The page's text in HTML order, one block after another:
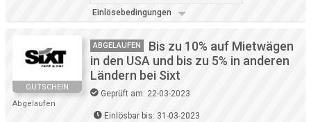
Einlösebedingungen
GUTSCHEIN
Abgelaufen
ABGELAUFEN
Bis zu 10% auf Mietwägen
in den USA und bis zu 5% in anderen
Ländern bei Sixt
Geprüft am: 22-03-2023
Einlösbar bis: 31-03-2023